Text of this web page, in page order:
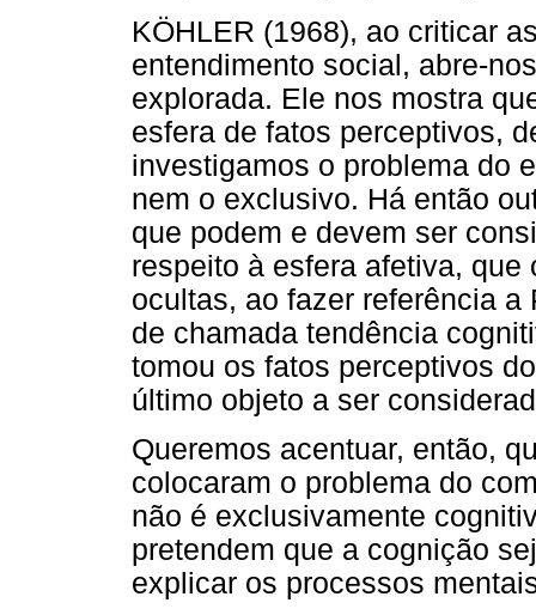
KÖHLER (1968), ao criticar
entendimento social, abre-
explorada. Ele nos mostra
esfera de fatos perceptivos,
investigamos o problema do
nem o exclusivo. Há então
que podem e devem ser
respeito à esfera afetiva,
ocultas, ao fazer referência
de chamada tendência
tomou os fatos perceptivos
último objeto a ser
Queremos acentuar, então,
colocaram o problema do
não é exclusivamente
pretendem que a cognição
explicar os processos